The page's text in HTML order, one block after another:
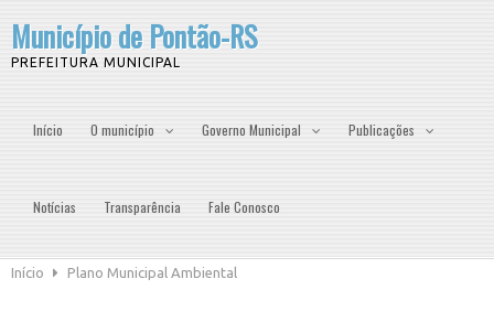
Município de Pontão-RS
PREFEITURA MUNICIPAL
Início O município Governo Municipal Publicações
Notícias Transparência Fale Conosco
Início Plano Municipal Ambiental